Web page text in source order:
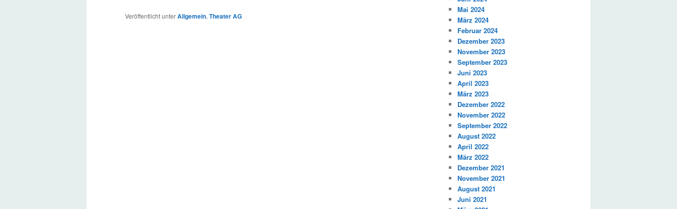
Veröffentlicht unterAllgemein, Theater AG
Mai 2024
März 2024
Februar 2024
Dezember 2023
November 2023
September 2023
Juni 2023
April 2023
März 2023
Dezember 2022
November 2022
September 2022
August 2022
April 2022
März 2022
Dezember 2021
November 2021
August 2021
Juni 2021